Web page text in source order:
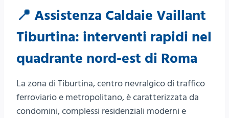
📍 Assistenza Caldaie Vaillant
Tiburtina: interventi rapidi nel
quadrante nord-est di Roma
La zona di Tiburtina, centro nevralgico di traffico
ferroviario e metropolitano, è caratterizzata da
condomini, complessi residenziali moderni e